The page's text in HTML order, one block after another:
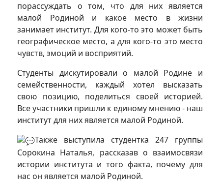
порассуждать о том, что для них является
малой Родиной и какое место в жизни
занимает институт. Для кого-то это может быть
географическое место, а для кого-то это место
чувств, эмоций и восприятий.
Студенты дискутировали о малой Родине и
семейственности, каждый хотел высказать
свою позицию, поделиться своей историей.
Все участники пришли к единому мнению - наш
институт для них является малой Родиной.
Также выступила студентка 247 группы
Сорокина Наталья, рассказав о взаимосвязи
истории института и того факта, почему для
нас он является малой Родиной.